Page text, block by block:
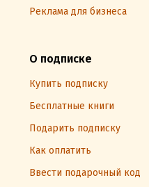
Реклама для бизнеса
О подписке
Купить подписку
Бесплатные книги
Подарить подписку
Как оплатить
Ввести подарочный код